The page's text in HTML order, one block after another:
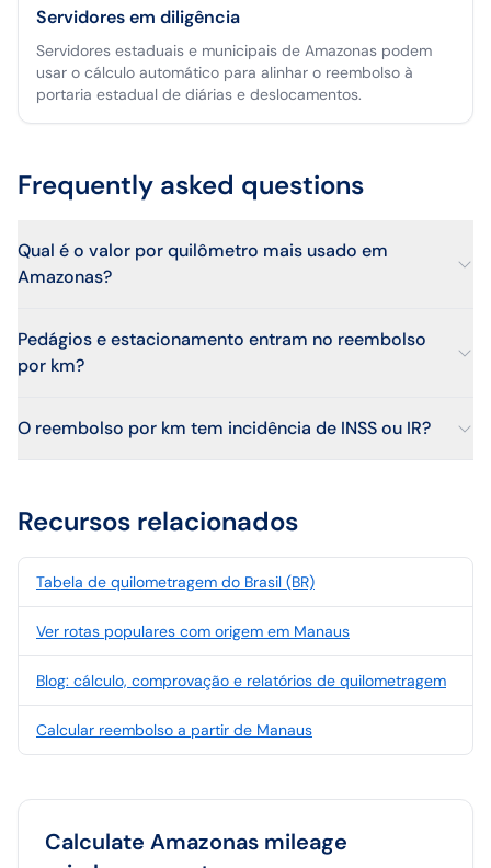
Servidores em diligência
Servidores estaduais e municipais de Amazonas podem
usar o cálculo automático para alinhar o reembolso à
portaria estadual de diárias e deslocamentos.
Frequently asked questions
Qual é o valor por quilômetro mais usado em
Amazonas?
Pedágios e estacionamento entram no reembolso
por km?
O reembolso por km tem incidência de INSS ou IR?
Recursos relacionados
Tabela de quilometragem do Brasil (BR)
Ver rotas populares com origem em Manaus
Blog: cálculo, comprovação e relatórios de quilometragem
Calcular reembolso a partir de Manaus
Calculate Amazonas mileage